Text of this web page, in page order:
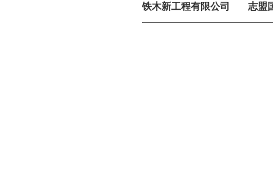
铁木新工程有限公司 志盟